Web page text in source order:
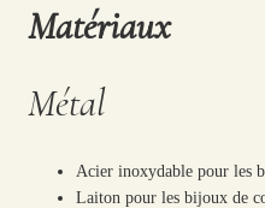
Matériaux
Métal
Acier inoxydable pour les
Laiton pour les bijoux de